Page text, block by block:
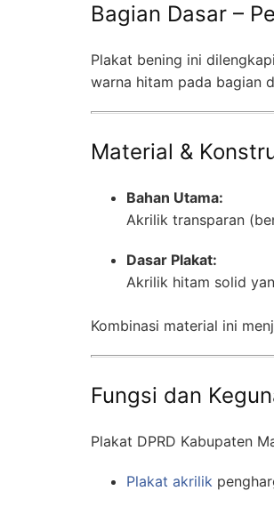
Bagian Dasar –
Plakat bening ini dilengkapi
warna hitam pada bagian
Material &
Bahan Utama:
Akrilik transparan
Dasar Plakat:
Akrilik hitam solid
Kombinasi material ini
Fungsi dan
Plakat DPRD Kabupaten
Plakat akrilik